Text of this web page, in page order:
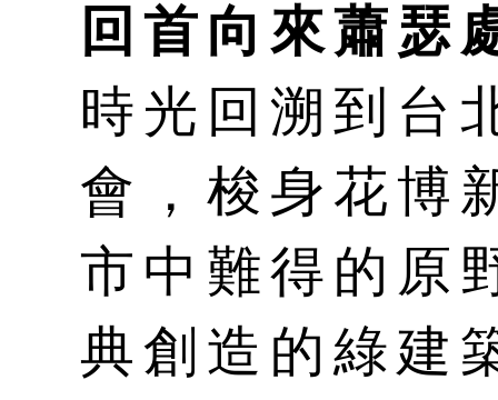
回首向來蕭瑟
時光回溯到台
會，梭身花博
市中難得的原
典創造的綠建